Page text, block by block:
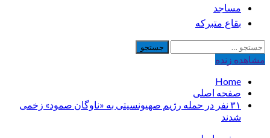
مساجد
بقاع متبرکه
جستجو
برای:
مشاهده‌ زنده
Home
صفحه اصلی
۳۱ نفر در حمله رژیم صهیونسیتی به «ناوگان صمود» زخمی
شدند